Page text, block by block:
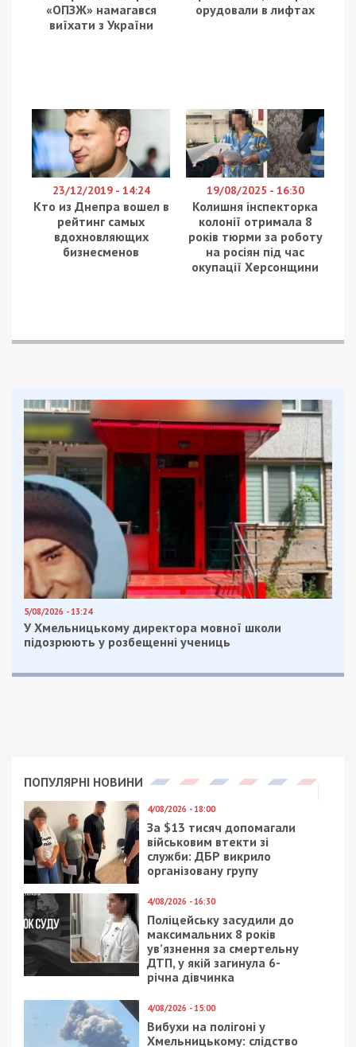
Мы должны оставить основные ограничения, в
частности обязательность масок в общественных
зданиях, транспорте, а также соблюдение дистанции.
Ранее мы писали:
В Днепре и области привили уже более
131 тысячи человек
Днепропетровщина оказалась в
“зеленой” зоне карантина
Facebook
Telegram
Twitter
WhatsApp
ViberEmail
Категории:Суспільство | Метки:карантин,
коронавирус,укрнет
Рекламні блоки дають нам змогу
залишатися незалежними ЗМІ, а вам -
отримувати найсвіжіші новини під ними.
Приєднуйтесь також до 49000 в Google News. Слідкуйте
Предыдущая статья:
В Днепре разразился конфликт из-за
футбольного поля: видео
Следующая статья:
В Днепре грядет масштабная
реконструкция: парк Глобы отстроят
заново
СУСПІЛЬСТВО